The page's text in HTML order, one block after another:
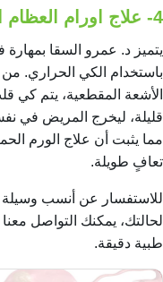
4- علاج اورام العظام الحميدة بالكي الحراري
يتميز د. عمرو السقا بمهارة
باستخدام الكي الحراري.
الأشعة المقطعية، يتم
قليلة، ليخرج المريض في
مما يثبت أن علاج الورم
تعافٍ طويلة.
للاستفسار عن أنسب وسيلة
لحالتك، يمكنك التواصل
طبية دقيقة.